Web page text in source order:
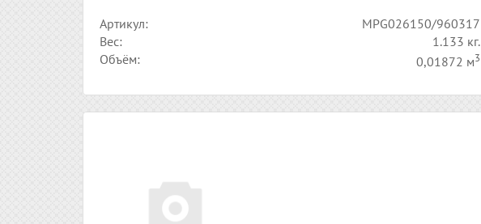
Артикул:
MPG026150/960317
Вес:
1.133 кг.
Объём:
0,01872 м3